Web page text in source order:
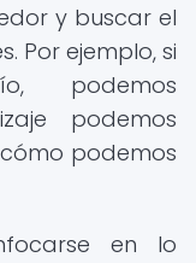
y buscar el
Por ejemplo, si
podemos
podemos
podemos
en lo